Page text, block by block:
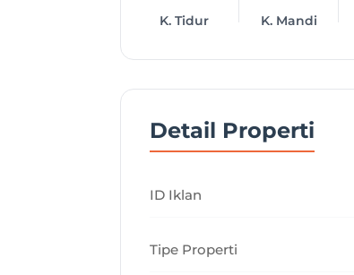
K. Tidur K. Mandi
Detail Properti
ID Iklan
Tipe Properti